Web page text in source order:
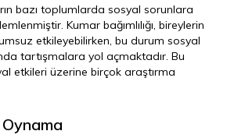
bazı toplumlarda sosyal sorunlara
Kumar bağımlılığı, bireylerin
etkileyebilirken, bu durum sosyal
tartışmalara yol açmaktadır. Bu
etkileri üzerine birçok araştırma